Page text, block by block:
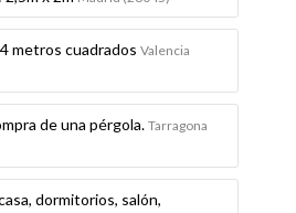
metros cuadrados Valencia
de una pérgola.Tarragona
dormitorios, salón,